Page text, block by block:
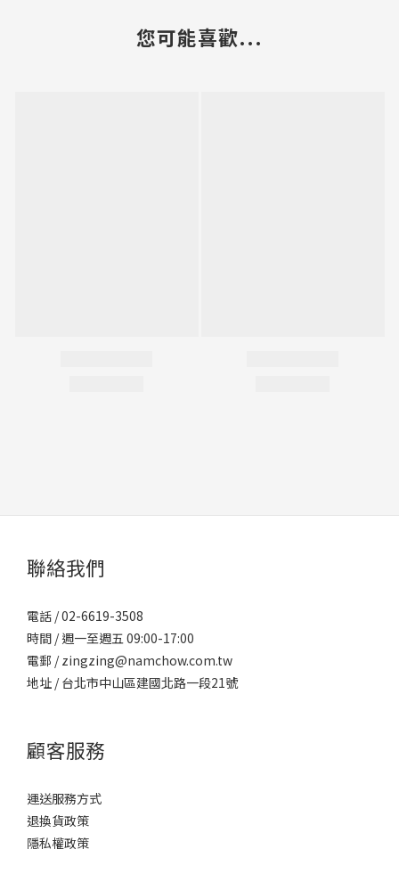
您可能喜歡...
聯絡我們
電話 / 02-6619-3508
時間 / 週一至週五 09:00-17:00
電郵 / zingzing@namchow.com.tw
地址 /台北市中山區建國北路一段21號
顧客服務
運送服務方式
退換貨政策
隱私權政策